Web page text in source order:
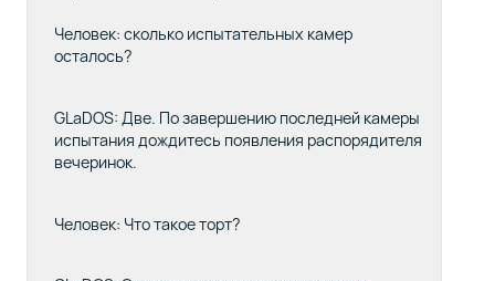
Человек: сколько испытательных камер
осталось?
GLaDOS: Две. По завершению последней камеры
испытания дождитесь появления распорядителя
вечеринок.
Человек: Что такое торт?